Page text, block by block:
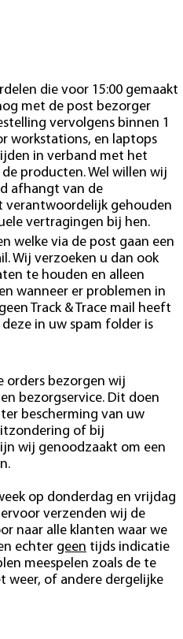
die voor 15:00 gemaakt
met de post bezorger
vervolgens binnen 1
workstations, en laptops
in verband met het
producten. Wel willen wij
afhangt van de
verantwoordelijk gehouden
vertragingen bij hen.
welke via de post gaan een
Wij verzoeken u dan ook
te houden en alleen
wanneer er problemen in
Track & Trace mail heeft
in uw spam folder is
orders bezorgen wij
bezorgservice. Dit doen
bescherming van uw
of bij
wij genoodzaakt om een
op donderdag en vrijdag
verzenden wij de
naar alle klanten waar we
echter geen tijds indicatie
meespelen zoals de te
weer, of andere dergelijke